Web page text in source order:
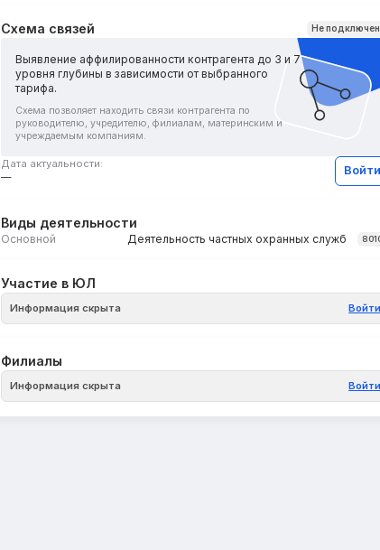
Схема связей Не
Выявление аффилированности контрагента до 3 и 7
уровня глубины в зависимости от выбранного
тарифа.
Схема позволяет находить связи контрагента по
руководителю, учредителю, филиалам, материнским и
учреждаемым компаниям.
Дата актуальности:
—
Войти
Виды деятельности
Основной Деятельность частных охранных служб
Участие в ЮЛ
Информация скрыта Войти
Филиалы
Информация скрыта Войти